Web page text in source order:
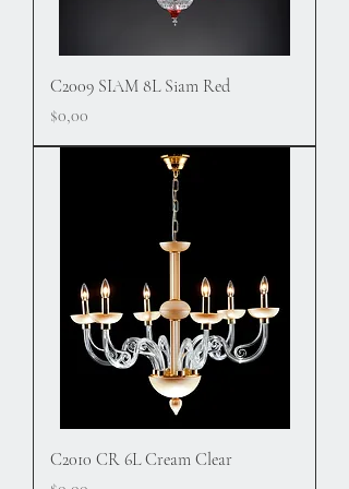
C2009 SIAM 8L Siam Red
Fiyat
$0,00
C2010 CR 6L Cream Clear